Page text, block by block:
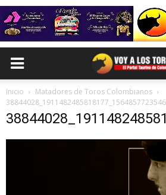
Inicio
Matadores de Toros Colombianos